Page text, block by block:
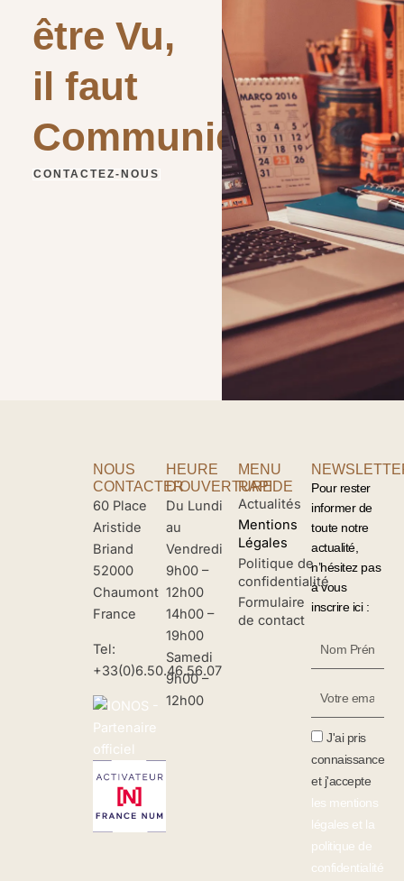
être Vu,
il faut
Communiquer
CONTACTEZ-NOUS
NOUS
CONTACTER
60 Place
Aristide
Briand
52000
Chaumont
France
Tel:
+33(0)6.50.46.56.07
HEURE
D'OUVERTURE
Du Lundi
au
Vendredi
9h00 –
12h00
14h00 –
19h00
Samedi
9h00 –
12h00
MENU
RAPIDE
Actualités
Mentions
Légales
Politique de
confidentialité
Formulaire
de contact
Pour rester
informer de
toute notre
actualité,
n’hésitez pas
à vous
inscrire ici :
J'ai pris
connaissance
et j'accepte
les mentions
légales et la
politique de
confidentialité